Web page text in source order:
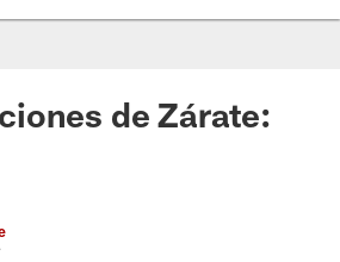
de Zárate: